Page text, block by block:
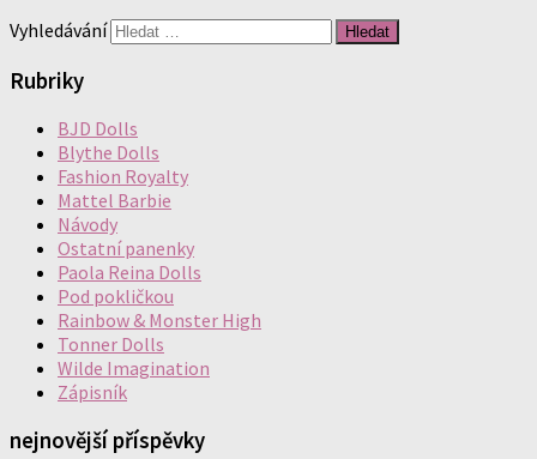
Vyhledávání
Rubriky
BJD Dolls
Blythe Dolls
Fashion Royalty
Mattel Barbie
Návody
Ostatní panenky
Paola Reina Dolls
Pod pokličkou
Rainbow & Monster High
Tonner Dolls
Wilde Imagination
Zápisník
nejnovější příspěvky